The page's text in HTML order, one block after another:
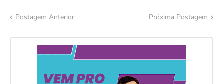
Postagem Anterior Próxima Postagem